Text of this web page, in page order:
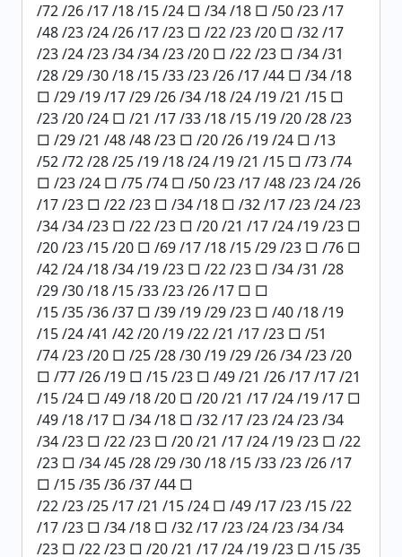
/72 /26 /17 /18 /15 /24 □ /34 /18 □ /50 /23 /17
/48 /23 /24 /26 /17 /23 □ /22 /23 /20 □ /32 /17
/23 /24 /23 /34 /34 /23 /20 □ /22 /23 □ /34 /31
/28 /29 /30 /18 /15 /33 /23 /26 /17 /44 □ /34 /18
□ /29 /19 /17 /29 /26 /34 /18 /24 /19 /21 /15 □
/23 /20 /24 □ /21 /17 /33 /18 /15 /19 /20 /28 /23
□ /29 /21 /48 /48 /23 □ /20 /26 /19 /24 □ /13
/52 /72 /28 /25 /19 /18 /24 /19 /21 /15 □ /73 /74
□ /23 /24 □ /75 /74 □ /50 /23 /17 /48 /23 /24 /26
/17 /23 □ /22 /23 □ /34 /18 □ /32 /17 /23 /24 /23
/34 /34 /23 □ /22 /23 □ /20 /21 /17 /24 /19 /23 □
/20 /23 /15 /20 □ /69 /17 /18 /15 /29 /23 □ /76 □
/42 /24 /18 /34 /19 /23 □ /22 /23 □ /34 /31 /28
/29 /30 /18 /15 /33 /23 /26 /17 □ □
/15 /35 /36 /37 □ /39 /19 /29 /23 □ /40 /18 /19
/15 /24 /41 /42 /20 /19 /22 /21 /17 /23 □ /51
/74 /23 /20 □ /25 /28 /30 /19 /29 /26 /34 /23 /20
□ /77 /26 /19 □ /15 /23 □ /49 /21 /26 /17 /17 /21
/15 /24 □ /49 /18 /20 □ /20 /21 /17 /24 /19 /17 □
/49 /18 /17 □ /34 /18 □ /32 /17 /23 /24 /23 /34
/34 /23 □ /22 /23 □ /20 /21 /17 /24 /19 /23 □ /22
/23 □ /34 /45 /28 /29 /30 /18 /15 /33 /23 /26 /17
□ /15 /35 /36 /37 /44 □
/22 /23 /25 /17 /21 /15 /24 □ /49 /17 /23 /15 /22
/17 /23 □ /34 /18 □ /32 /17 /23 /24 /23 /34 /34
/23 □ /22 /23 □ /20 /21 /17 /24 /19 /23 □ /15 /35